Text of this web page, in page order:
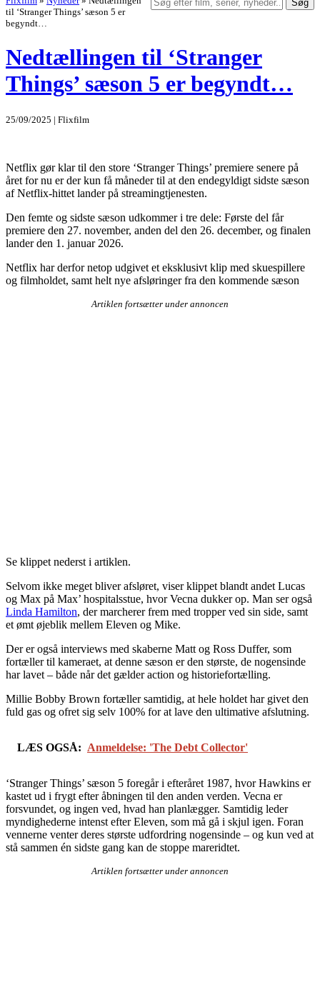
Søg
til ‘Stranger Things’ sæson 5 er
begyndt…
Nedtællingen til ‘Stranger
Things’ sæson 5 er begyndt…
25/09/2025 | Flixfilm
Netflix gør klar til den store ‘Stranger Things’ premiere senere på
året for nu er der kun få måneder til at den endegyldigt sidste sæson
af Netflix-hittet lander på streamingtjenesten.
Den femte og sidste sæson udkommer i tre dele: Første del får
premiere den 27. november, anden del den 26. december, og finalen
lander den 1. januar 2026.
Netflix har derfor netop udgivet et eksklusivt klip med skuespillere
og filmholdet, samt helt nye afsløringer fra den kommende sæson
Artiklen fortsætter under annoncen
Se klippet nederst i artiklen.
Selvom ikke meget bliver afsløret, viser klippet blandt andet Lucas
og Max på Max’ hospitalsstue, hvor Vecna dukker op. Man ser også
Linda Hamilton, der marcherer frem med tropper ved sin side, samt
et ømt øjeblik mellem Eleven og Mike.
Der er også interviews med skaberne Matt og Ross Duffer, som
fortæller til kameraet, at denne sæson er den største, de nogensinde
har lavet – både når det gælder action og historiefortælling.
Millie Bobby Brown fortæller samtidig, at hele holdet har givet den
fuld gas og ofret sig selv 100% for at lave den ultimative afslutning.
LÆS OGSÅ: Anmeldelse: 'The Debt Collector'
‘Stranger Things’ sæson 5 foregår i efteråret 1987, hvor Hawkins er
kastet ud i frygt efter åbningen til den anden verden. Vecna er
forsvundet, og ingen ved, hvad han planlægger. Samtidig leder
myndighederne intenst efter Eleven, som må gå i skjul igen. Foran
vennerne venter deres største udfordring nogensinde – og kun ved at
stå sammen én sidste gang kan de stoppe mareridtet.
Artiklen fortsætter under annoncen